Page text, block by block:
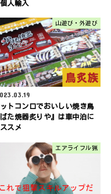
人輸入
山遊び・外遊び
トコンロでおいしい焼き鳥
ばた焼器炙りや』は車中泊に
スメ
エアライフル猟